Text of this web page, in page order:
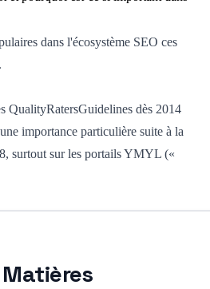
dans l'écosystème SEO ces
QualityRatersGuidelines dès 2014
importance particulière suite à la
surtout sur les portails YMYL («